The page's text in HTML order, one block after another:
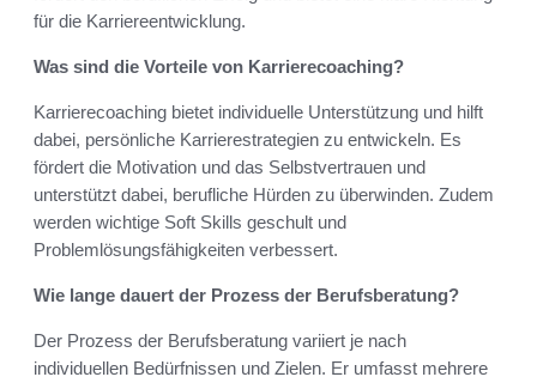
für die Karriereentwicklung.
Was sind die Vorteile von Karrierecoaching?
Karrierecoaching bietet individuelle Unterstützung und hilft
dabei, persönliche Karrierestrategien zu entwickeln. Es
fördert die Motivation und das Selbstvertrauen und
unterstützt dabei, berufliche Hürden zu überwinden. Zudem
werden wichtige Soft Skills geschult und
Problemlösungsfähigkeiten verbessert.
Wie lange dauert der Prozess der Berufsberatung?
Der Prozess der Berufsberatung variiert je nach
individuellen Bedürfnissen und Zielen. Er umfasst mehrere